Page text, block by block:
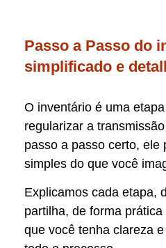
Passo a Passo do
simplificado e
O inventário é uma
regularizar a
passo a passo certo, ele
simples do que você
Explicamos cada etapa,
partilha, de forma
que você tenha clareza